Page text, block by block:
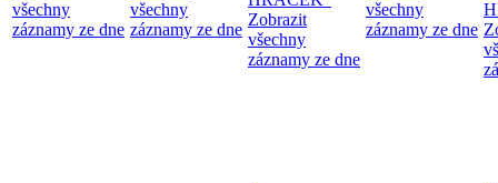
všechny
záznamy ze dne
všechny
záznamy ze dne
Zobrazit
všechny
záznamy ze dne
všechny
záznamy ze dne